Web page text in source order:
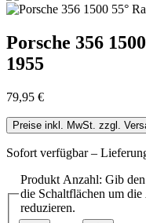
Porsche 356
1955
79,95 €
Preise inkl. MwSt. zzgl.
Sofort verfügbar –
Produkt Anzahl: Gib
die Schaltflächen um
reduzieren.